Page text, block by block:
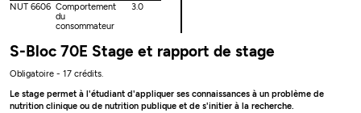
NUT 6606 Comportement
du
consommateur
3.0
S-Bloc 70E Stage et rapport de stage
Obligatoire - 17 crédits.
Le stage permet à l'étudiant d'appliquer ses connaissances à un problème de
nutrition clinique ou de nutrition publique et de s'initier à la recherche.